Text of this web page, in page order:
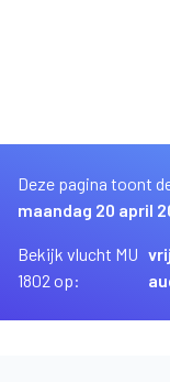
Deze pagina toont
maandag 20 april
Bekijk vlucht MU
1802 op: